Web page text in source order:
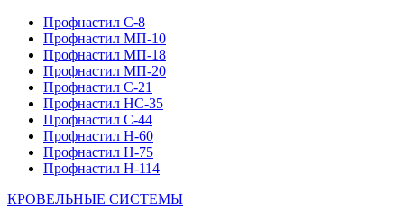
Профнастил С-8
Профнастил МП-10
Профнастил МП-18
Профнастил МП-20
Профнастил С-21
Профнастил НС-35
Профнастил С-44
Профнастил Н-60
Профнастил Н-75
Профнастил Н-114
КРОВЕЛЬНЫЕ СИСТЕМЫ